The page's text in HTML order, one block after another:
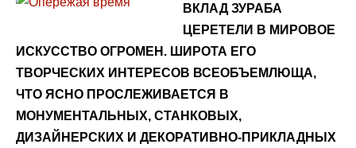
ВКЛАД ЗУРАБА
ЦЕРЕТЕЛИ В МИРОВОЕ
ИСКУССТВО ОГРОМЕН. ШИРОТА ЕГО
ТВОРЧЕСКИХ ИНТЕРЕСОВ ВСЕОБЪЕМЛЮЩА,
ЧТО ЯСНО ПРОСЛЕЖИВАЕТСЯ В
МОНУМЕНТАЛЬНЫХ, СТАНКОВЫХ,
ДИЗАЙНЕРСКИХ И ДЕКОРАТИВНО-ПРИКЛАДНЫХ